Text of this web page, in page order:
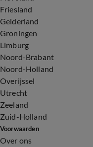
Friesland
Gelderland
Groningen
Limburg
Noord-Brabant
Noord-Holland
Overijssel
Utrecht
Zeeland
Zuid-Holland
Voorwaarden
Over ons